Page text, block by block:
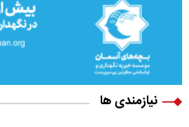
نیازمندی ها